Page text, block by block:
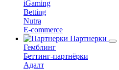
iGaming
Betting
Nutra
E-commerce
Партнерки
Гемблинг
Беттинг-партнёрки
Адалт